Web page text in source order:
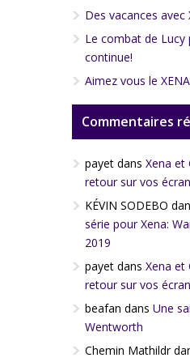
Des vacances avec
Le combat de Lucy
continue!
Aimez vous le
Commentaires
payet dans Xena et
retour sur vos
KÉVIN SODEBO
série pour Xena:
2019
payet dans Xena et
retour sur vos
beafan dans Une
Wentworth
Chemin Mathildr